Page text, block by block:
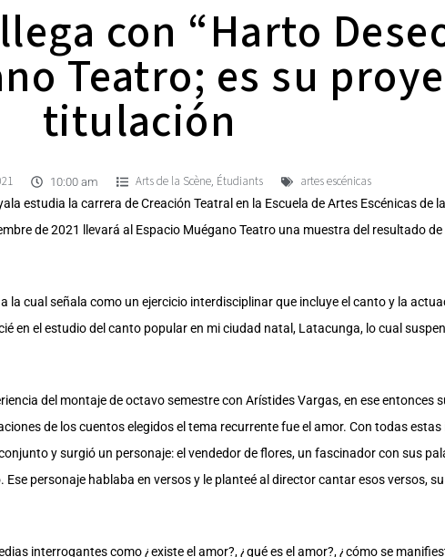
con “Harto
Teatro; es su
titulación
10:00 am Arts de la Scène, Étudiants artes escénicas
estudia la carrera de Creación Teatral en la Escuela de Artes Escénicas de
de 2021 llevará al Espacio Muégano Teatro una muestra del resultado
la cual señala como un ejercicio interdisciplinar que incluye el canto y la
en el estudio del canto popular en mi ciudad natal, Latacunga, lo cual
del montaje de octavo semestre con Arístides Vargas, en ese entonces
de los cuentos elegidos el tema recurrente fue el amor. Con todas
y surgió un personaje: el vendedor de flores, un fascinador con sus
personaje hablaba en versos y le planteé al director cantar esos versos, su
interrogantes como ¿existe el amor?, ¿qué es el amor?, ¿cómo se